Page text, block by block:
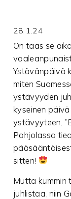
28.1.24
On taas se
Ystävänpäivä
miten
ystävyyden
kyseinen
ystävyyteen,
Pohjolassa
sitten!
Mutta kummin
juhlistaa, niin